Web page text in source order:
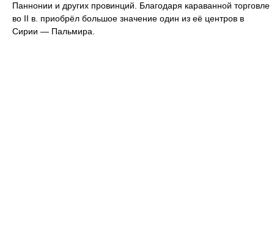
Паннонии и других провинций. Благодаря караванной торговле
во II в. приобрёл большое значение один из её центров в
Сирии — Пальмира.